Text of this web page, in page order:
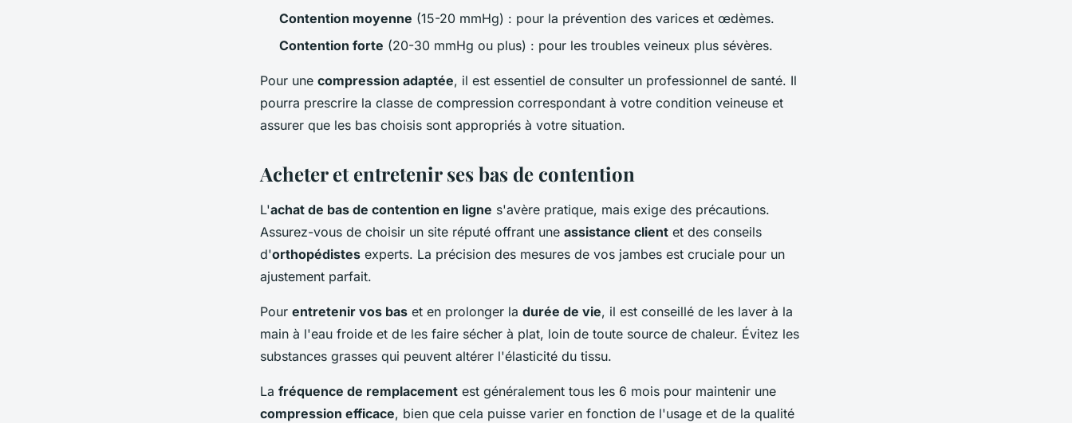
Contention moyenne (15-20 mmHg) : pour la prévention des varices et œdèmes.
Contention forte (20-30 mmHg ou plus) : pour les troubles veineux plus sévères.
Pour une compression adaptée, il est essentiel de consulter un professionnel de santé. Il
pourra prescrire la classe de compression correspondant à votre condition veineuse et
assurer que les bas choisis sont appropriés à votre situation.
Acheter et entretenir ses bas de contention
L'achat de bas de contention en ligne s'avère pratique, mais exige des précautions.
Assurez-vous de choisir un site réputé offrant une assistance client et des conseils
d'orthopédistes experts. La précision des mesures de vos jambes est cruciale pour un
ajustement parfait.
Pour entretenir vos bas et en prolonger la durée de vie, il est conseillé de les laver à la
main à l'eau froide et de les faire sécher à plat, loin de toute source de chaleur. Évitez les
substances grasses qui peuvent altérer l'élasticité du tissu.
La fréquence de remplacement est généralement tous les 6 mois pour maintenir une
compression efficace, bien que cela puisse varier en fonction de l'usage et de la qualité